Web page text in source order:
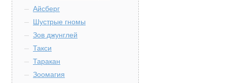
Айсберг
Шустрые гномы
Зов джунглей
Такси
Таракан
Зоомагия